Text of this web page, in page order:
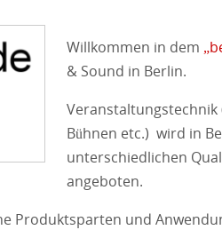
Willkommen in dem
& Sound in Berlin.
Veranstaltungstechnik
Bühnen etc.) wird in
unterschiedlichen
angeboten.
Produktsparten und